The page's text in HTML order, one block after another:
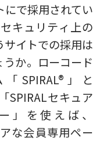
で採用されてい
キュリティ上の
イトでの採用は
か。ローコード
SPIRAL®︎」と
SPIRALセキュア
」を使えば、
な会員専用ペー